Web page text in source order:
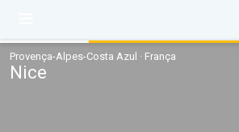
Provença-Alpes-Costa Azul · França
Nice